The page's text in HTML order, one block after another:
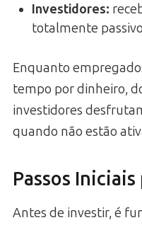
Investidores:
totalmente
Enquanto
tempo por dinheiro,
investidores
quando não estão
Passos
Antes de investir, é